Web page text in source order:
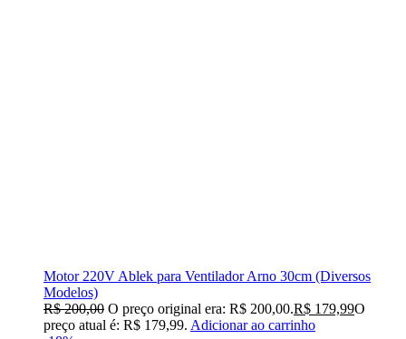
Motor 220V Ablek para Ventilador Arno 30cm (Diversos
Modelos)
R$200,00 O preço original era: R$ 200,00.R$ 179,99O
preço atual é: R$ 179,99. Adicionar ao carrinho